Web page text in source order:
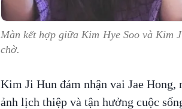
Màn kết hợp giữa Kim Hye Soo và Kim
chờ.
Kim Ji Hun đảm nhận vai Jae
ảnh lịch thiệp và tận hưởng cuộc